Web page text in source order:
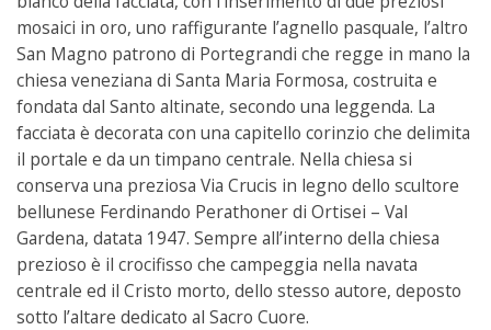
mosaici in oro, uno raffigurante l’agnello pasquale, l’altro
San Magno patrono di Portegrandi che regge in mano la
chiesa veneziana di Santa Maria Formosa, costruita e
fondata dal Santo altinate, secondo una leggenda. La
facciata è decorata con una capitello corinzio che delimita
il portale e da un timpano centrale. Nella chiesa si
conserva una preziosa Via Crucis in legno dello scultore
bellunese Ferdinando Perathoner di Ortisei – Val
Gardena, datata 1947. Sempre all’interno della chiesa
prezioso è il crocifisso che campeggia nella navata
centrale ed il Cristo morto, dello stesso autore, deposto
sotto l’altare dedicato al Sacro Cuore.